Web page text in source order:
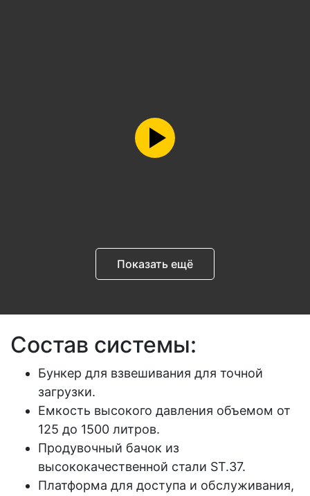
Показать ещё
Состав системы:
Бункер для взвешивания для точной
загрузки.
Емкость высокого давления объемом от
125 до 1500 литров.
Продувочный бачок из
высококачественной стали ST.37.
Платформа для доступа и обслуживания,